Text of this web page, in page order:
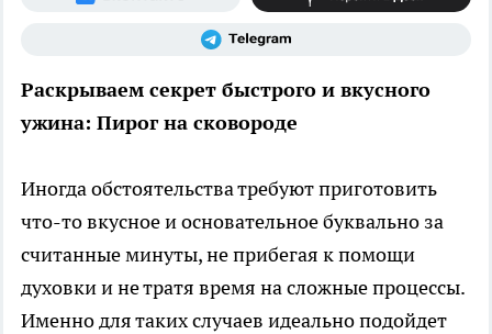
Раскрываем секрет быстрого и вкусного
ужина: Пирог на сковороде
Иногда обстоятельства требуют приготовить
что-то вкусное и основательное буквально за
считанные минуты, не прибегая к помощи
духовки и не тратя время на сложные процессы.
Именно для таких случаев идеально подойдет